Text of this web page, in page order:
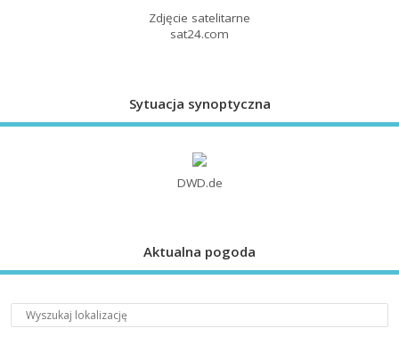
Zdjęcie satelitarne
sat24.com
Sytuacja synoptyczna
DWD.de
Aktualna pogoda